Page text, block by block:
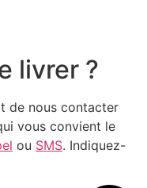
livrer ?
de nous contacter
vous convient le
ou SMS. Indiquez-